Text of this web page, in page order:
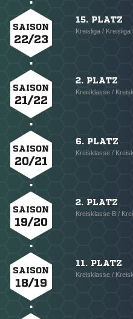
SAISON
22/23
15. PLATZ
Kreisliga / Kreisliga
SAISON
21/22
2. PLATZ
Kreisklasse /
SAISON
20/21
6. PLATZ
Kreisklasse /
SAISON
19/20
2. PLATZ
Kreisklasse B /
SAISON
18/19
11. PLATZ
Kreisklasse /